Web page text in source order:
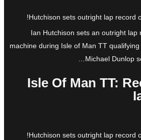
Hutchison sets outright lap record
Ian Hutchison sets an outright lap
machine during Isle of Man TT
Michael Dunlop
Isle Of Man TT:
Hutchison sets outright lap record